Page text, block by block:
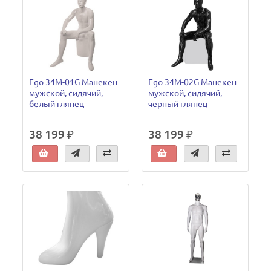
Ego 34M-01G Манекен
мужской, сидячий,
белый глянец
38 199 ₽
Ego 34M-02G Манекен
мужской, сидячий,
черный глянец
38 199 ₽